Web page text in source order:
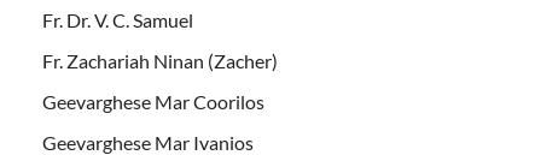
Fr. Dr. V. C. Samuel
Fr. Zachariah Ninan (Zacher)
Geevarghese Mar Coorilos
Geevarghese Mar Ivanios